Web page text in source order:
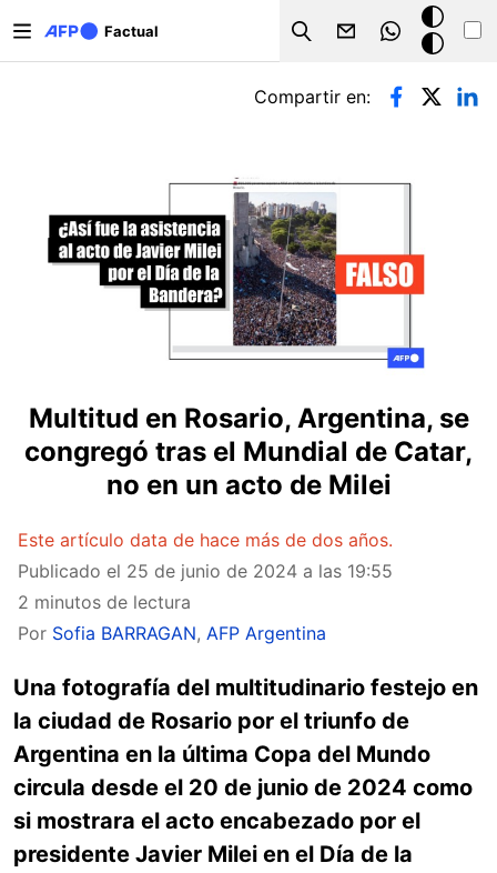
Factual
Search
Modo
oscuro
Solapas principales
Compartir en:
Multitud en Rosario, Argentina, se
congregó tras el Mundial de Catar,
no en un acto de Milei
Este artículo data de hace más de dos años.
Publicado el 25 de junio de 2024 a las 19:55
2 minutos de lectura
Por Sofia BARRAGAN, AFP Argentina
Una fotografía del multitudinario festejo en
la ciudad de Rosario por el triunfo de
Argentina en la última Copa del Mundo
circula desde el 20 de junio de 2024 como
si mostrara el acto encabezado por el
presidente Javier Milei en el Día de la